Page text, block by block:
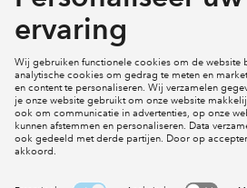
Mijn profiel
Social Media